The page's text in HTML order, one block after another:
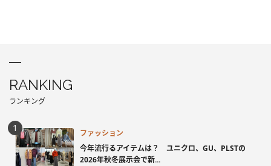
RANKING
ランキング
ファッション
今年流行るアイテムは？ ユニクロ、GU、PLSTの
2026年秋冬展示会で新...